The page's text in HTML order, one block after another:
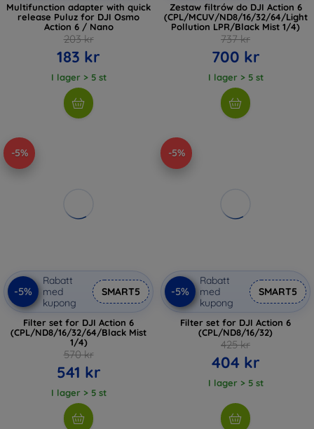
Multifunction adapter with quick
release Puluz for DJI Osmo
Action 6 / Nano
203 kr
183 kr
I lager > 5 st
Zestaw filtrów do DJI Action 6
(CPL/MCUV/ND8/16/32/64/Light
Pollution LPR/Black Mist 1/4)
737 kr
700 kr
I lager > 5 st
-5%
-5%
Rabatt
med
kupong
SMART5
Filter set for DJI Action 6
(CPL/ND8/16/32/64/Black Mist
1/4)
570 kr
541 kr
I lager > 5 st
-5%
-5%
Rabatt
med
kupong
SMART5
Filter set for DJI Action 6
(CPL/ND8/16/32)
425 kr
404 kr
I lager > 5 st